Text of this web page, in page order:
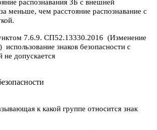
распознавания ЗБ с внешней
меньше, чем расстояние распознавание с
7.6.9. СП52.13330.2016 (Изменение
знаков безопасности с
не допускается
к какой группе относится знак